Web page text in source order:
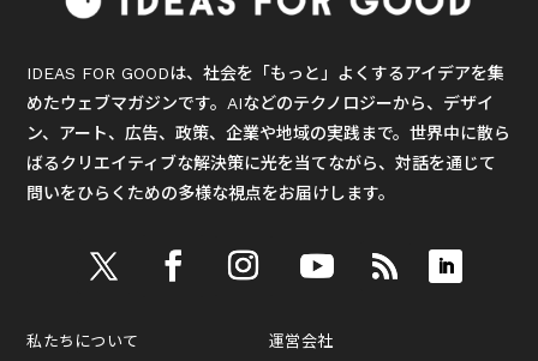
IDEAS FOR GOODは、社会を「もっと」よくするアイデアを集
めたウェブマガジンです。AIなどのテクノロジーから、デザイ
ン、アート、広告、政策、企業や地域の実践まで。世界中に散ら
ばるクリエイティブな解決策に光を当てながら、対話を通じて
問いをひらくための多様な視点をお届けします。
私たちについて 運営会社